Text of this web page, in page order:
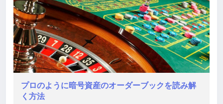
プロのように暗号資産のオーダーブックを読み解
く方法